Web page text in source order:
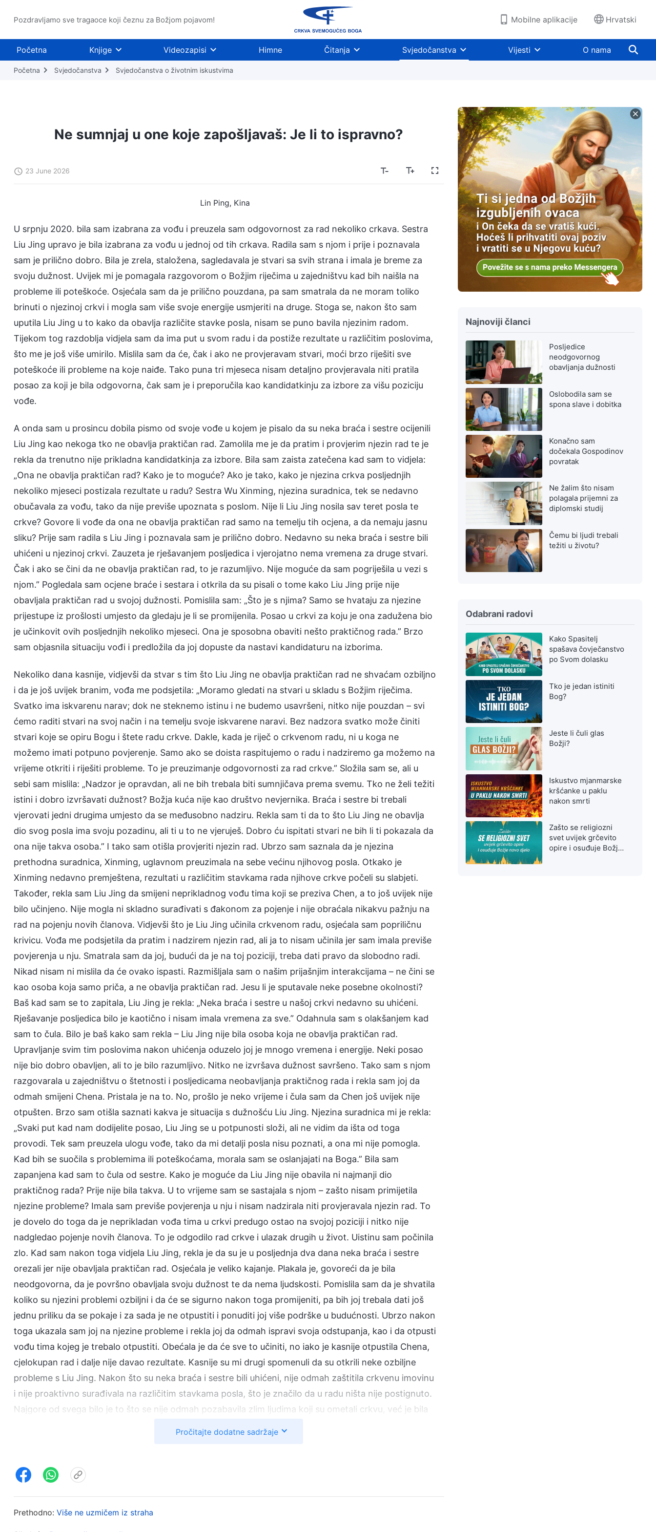
Pozdravljamo sve tragaoce koji čeznu za Božjom pojavom! Mobilne aplikacije Hrvatski
Početna Knjige Videozapisi Himne Čitanja Svjedočanstva Vijesti O nama
Početna Svjedočanstva Svjedočanstva o životnim iskustvima
Ne sumnjaj u one koje zapošljavaš: Je li to ispravno?
23 June 2026
Lin Ping, Kina
U srpnju 2020. bila sam izabrana za vođu i preuzela sam odgovornost za rad nekoliko crkava. Sestra
Liu Jing upravo je bila izabrana za vođu u jednoj od tih crkava. Radila sam s njom i prije i poznavala
sam je prilično dobro. Bila je zrela, staložena, sagledavala je stvari sa svih strana i imala je breme za
svoju dužnost. Uvijek mi je pomagala razgovorom o Božjim riječima u zajedništvu kad bih naišla na
probleme ili poteškoće. Osjećala sam da je prilično pouzdana, pa sam smatrala da ne moram toliko
brinuti o njezinoj crkvi i mogla sam više svoje energije usmjeriti na druge. Stoga se, nakon što sam
uputila Liu Jing u to kako da obavlja različite stavke posla, nisam se puno bavila njezinim radom.
Tijekom tog razdoblja vidjela sam da ima put u svom radu i da postiže rezultate u različitim poslovima,
što me je još više umirilo. Mislila sam da će, čak i ako ne provjeravam stvari, moći brzo riješiti sve
poteškoće ili probleme na koje naiđe. Tako puna tri mjeseca nisam detaljno provjeravala niti pratila
posao za koji je bila odgovorna, čak sam je i preporučila kao kandidatkinju za izbore za višu poziciju
vođe.
A onda sam u prosincu dobila pismo od svoje vođe u kojem je pisalo da su neka braća i sestre ocijenili
Liu Jing kao nekoga tko ne obavlja praktičan rad. Zamolila me je da pratim i provjerim njezin rad te je
rekla da trenutno nije prikladna kandidatkinja za izbore. Bila sam zaista zatečena kad sam to vidjela:
„Ona ne obavlja praktičan rad? Kako je to moguće? Ako je tako, kako je njezina crkva posljednjih
nekoliko mjeseci postizala rezultate u radu? Sestra Wu Xinming, njezina suradnica, tek se nedavno
obučavala za vođu, tako da nije previše upoznata s poslom. Nije li Liu Jing nosila sav teret posla te
crkve? Govore li vođe da ona ne obavlja praktičan rad samo na temelju tih ocjena, a da nemaju jasnu
sliku? Prije sam radila s Liu Jing i poznavala sam je prilično dobro. Nedavno su neka braća i sestre bili
uhićeni u njezinoj crkvi. Zauzeta je rješavanjem posljedica i vjerojatno nema vremena za druge stvari.
Čak i ako se čini da ne obavlja praktičan rad, to je razumljivo. Nije moguće da sam pogriješila u vezi s
njom.” Pogledala sam ocjene braće i sestara i otkrila da su pisali o tome kako Liu Jing prije nije
obavljala praktičan rad u svojoj dužnosti. Pomislila sam: „Što je s njima? Samo se hvataju za njezine
prijestupe iz prošlosti umjesto da gledaju je li se promijenila. Posao u crkvi za koju je ona zadužena bio
je učinkovit ovih posljednjih nekoliko mjeseci. Ona je sposobna obaviti nešto praktičnog rada.” Brzo
sam objasnila situaciju vođi i predložila da joj dopuste da nastavi kandidaturu na izborima.
Nekoliko dana kasnije, vidjevši da stvar s tim što Liu Jing ne obavlja praktičan rad ne shvaćam ozbiljno
i da je još uvijek branim, vođa me podsjetila: „Moramo gledati na stvari u skladu s Božjim riječima.
Svatko ima iskvarenu narav; dok ne steknemo istinu i ne budemo usavršeni, nitko nije pouzdan – svi
ćemo raditi stvari na svoj način i na temelju svoje iskvarene naravi. Bez nadzora svatko može činiti
stvari koje se opiru Bogu i štete radu crkve. Dakle, kada je riječ o crkvenom radu, ni u koga ne
možemo imati potpuno povjerenje. Samo ako se doista raspitujemo o radu i nadziremo ga možemo na
vrijeme otkriti i riješiti probleme. To je preuzimanje odgovornosti za rad crkve.” Složila sam se, ali u
sebi sam mislila: „Nadzor je opravdan, ali ne bih trebala biti sumnjičava prema svemu. Tko ne želi težiti
istini i dobro izvršavati dužnost? Božja kuća nije kao društvo nevjernika. Braća i sestre bi trebali
vjerovati jedni drugima umjesto da se međusobno nadziru. Rekla sam ti da to što Liu Jing ne obavlja
dio svog posla ima svoju pozadinu, ali ti u to ne vjeruješ. Dobro ću ispitati stvari ne bih li ti pokazala da
ona nije takva osoba.” I tako sam otišla provjeriti njezin rad. Ubrzo sam saznala da je njezina
prethodna suradnica, Xinming, uglavnom preuzimala na sebe većinu njihovog posla. Otkako je
Xinming nedavno premještena, rezultati u različitim stavkama rada njihove crkve počeli su slabjeti.
Također, rekla sam Liu Jing da smijeni neprikladnog vođu tima koji se preziva Chen, a to još uvijek nije
bilo učinjeno. Nije mogla ni skladno surađivati s đakonom za pojenje i nije obraćala nikakvu pažnju na
rad na pojenju novih članova. Vidjevši što je Liu Jing učinila crkvenom radu, osjećala sam popriličnu
krivicu. Vođa me podsjetila da pratim i nadzirem njezin rad, ali ja to nisam učinila jer sam imala previše
povjerenja u nju. Smatrala sam da joj, budući da je na toj poziciji, treba dati pravo da slobodno radi.
Nikad nisam ni mislila da će ovako ispasti. Razmišljala sam o našim prijašnjim interakcijama – ne čini se
kao osoba koja samo priča, a ne obavlja praktičan rad. Jesu li je sputavale neke posebne okolnosti?
Baš kad sam se to zapitala, Liu Jing je rekla: „Neka braća i sestre u našoj crkvi nedavno su uhićeni.
Rješavanje posljedica bilo je kaotično i nisam imala vremena za sve.” Odahnula sam s olakšanjem kad
sam to čula. Bilo je baš kako sam rekla – Liu Jing nije bila osoba koja ne obavlja praktičan rad.
Upravljanje svim tim poslovima nakon uhićenja oduzelo joj je mnogo vremena i energije. Neki posao
nije bio dobro obavljen, ali to je bilo razumljivo. Nitko ne izvršava dužnost savršeno. Tako sam s njom
razgovarala u zajedništvu o štetnosti i posljedicama neobavljanja praktičnog rada i rekla sam joj da
odmah smijeni Chena. Pristala je na to. No, prošlo je neko vrijeme i čula sam da Chen još uvijek nije
otpušten. Brzo sam otišla saznati kakva je situacija s dužnošću Liu Jing. Njezina suradnica mi je rekla:
„Svaki put kad nam dodijelite posao, Liu Jing se u potpunosti složi, ali ne vidim da išta od toga
provodi. Tek sam preuzela ulogu vođe, tako da mi detalji posla nisu poznati, a ona mi nije pomogla.
Kad bih se suočila s problemima ili poteškoćama, morala sam se oslanjajati na Boga.” Bila sam
zapanjena kad sam to čula od sestre. Kako je moguće da Liu Jing nije obavila ni najmanji dio
praktičnog rada? Prije nije bila takva. U to vrijeme sam se sastajala s njom – zašto nisam primijetila
njezine probleme? Imala sam previše povjerenja u nju i nisam nadzirala niti provjeravala njezin rad. To
je dovelo do toga da je neprikladan vođa tima u crkvi predugo ostao na svojoj poziciji i nitko nije
nadgledao pojenje novih članova. To je odgodilo rad crkve i ulazak drugih u život. Uistinu sam počinila
zlo. Kad sam nakon toga vidjela Liu Jing, rekla je da su je u posljednja dva dana neka braća i sestre
orezali jer nije obavljala praktičan rad. Osjećala je veliko kajanje. Plakala je, govoreći da je bila
neodgovorna, da je površno obavljala svoju dužnost te da nema ljudskosti. Pomislila sam da je shvatila
koliko su njezini problemi ozbiljni i da će se sigurno nakon toga promijeniti, pa bih joj trebala dati još
jednu priliku da se pokaje i za sada je ne otpustiti i ponuditi joj više podrške u budućnosti. Ubrzo nakon
toga ukazala sam joj na njezine probleme i rekla joj da odmah ispravi svoja odstupanja, kao i da otpusti
vođu tima kojeg je trebalo otpustiti. Obećala je da će sve to učiniti, no iako je kasnije otpustila Chena,
cjelokupan rad i dalje nije davao rezultate. Kasnije su mi drugi spomenuli da su otkrili neke ozbiljne
probleme s Liu Jing. Nakon što su neka braća i sestre bili uhićeni, nije odmah zaštitila crkvenu imovinu
i nije proaktivno surađivala na različitim stavkama posla, što je značilo da u radu ništa nije postignuto.
Najgore od svega bilo je to što se nije odmah pozabavila zlim ljudima koji su ometali crkvu, već je bila
Bogom. Također sam mrzila sebe što sam imala previše povjerenja i što nisam ranije pratila njezin rad.
Pročitajte dodatne sadržaje
Prethodno: Više ne uzmičem iz straha
Najnoviji članci
Posljedice
neodgovornog
obavljanja dužnosti
Oslobodila sam se
spona slave i dobitka
Konačno sam
dočekala Gospodinov
povratak
Ne žalim što nisam
polagala prijemni za
diplomski studij
Čemu bi ljudi trebali
težiti u životu?
Odabrani radovi
Kako Spasitelj
spašava čovječanstvo
po Svom dolasku
Tko je jedan istiniti
Bog?
Jeste li čuli glas
Božji?
Iskustvo mjanmarske
kršćanke u paklu
nakon smrti
Zašto se religiozni
svet uvijek grčevito
opire i osuđuje Božje